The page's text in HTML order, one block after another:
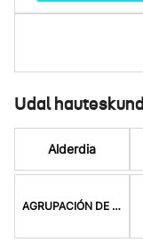
Udal
Alderdia
AGRUPACIÓN DE ELECTO